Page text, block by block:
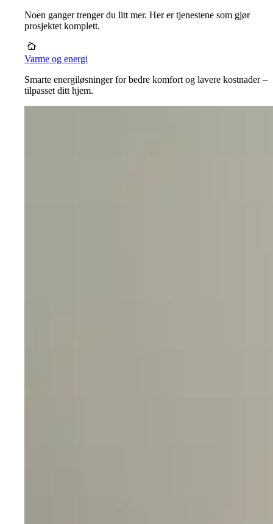
Noen ganger trenger du litt mer. Her er tjenestene som gjør
prosjektet komplett.
Varme og energi
Smarte energiløsninger for bedre komfort og lavere kostnader –
tilpasset ditt hjem.